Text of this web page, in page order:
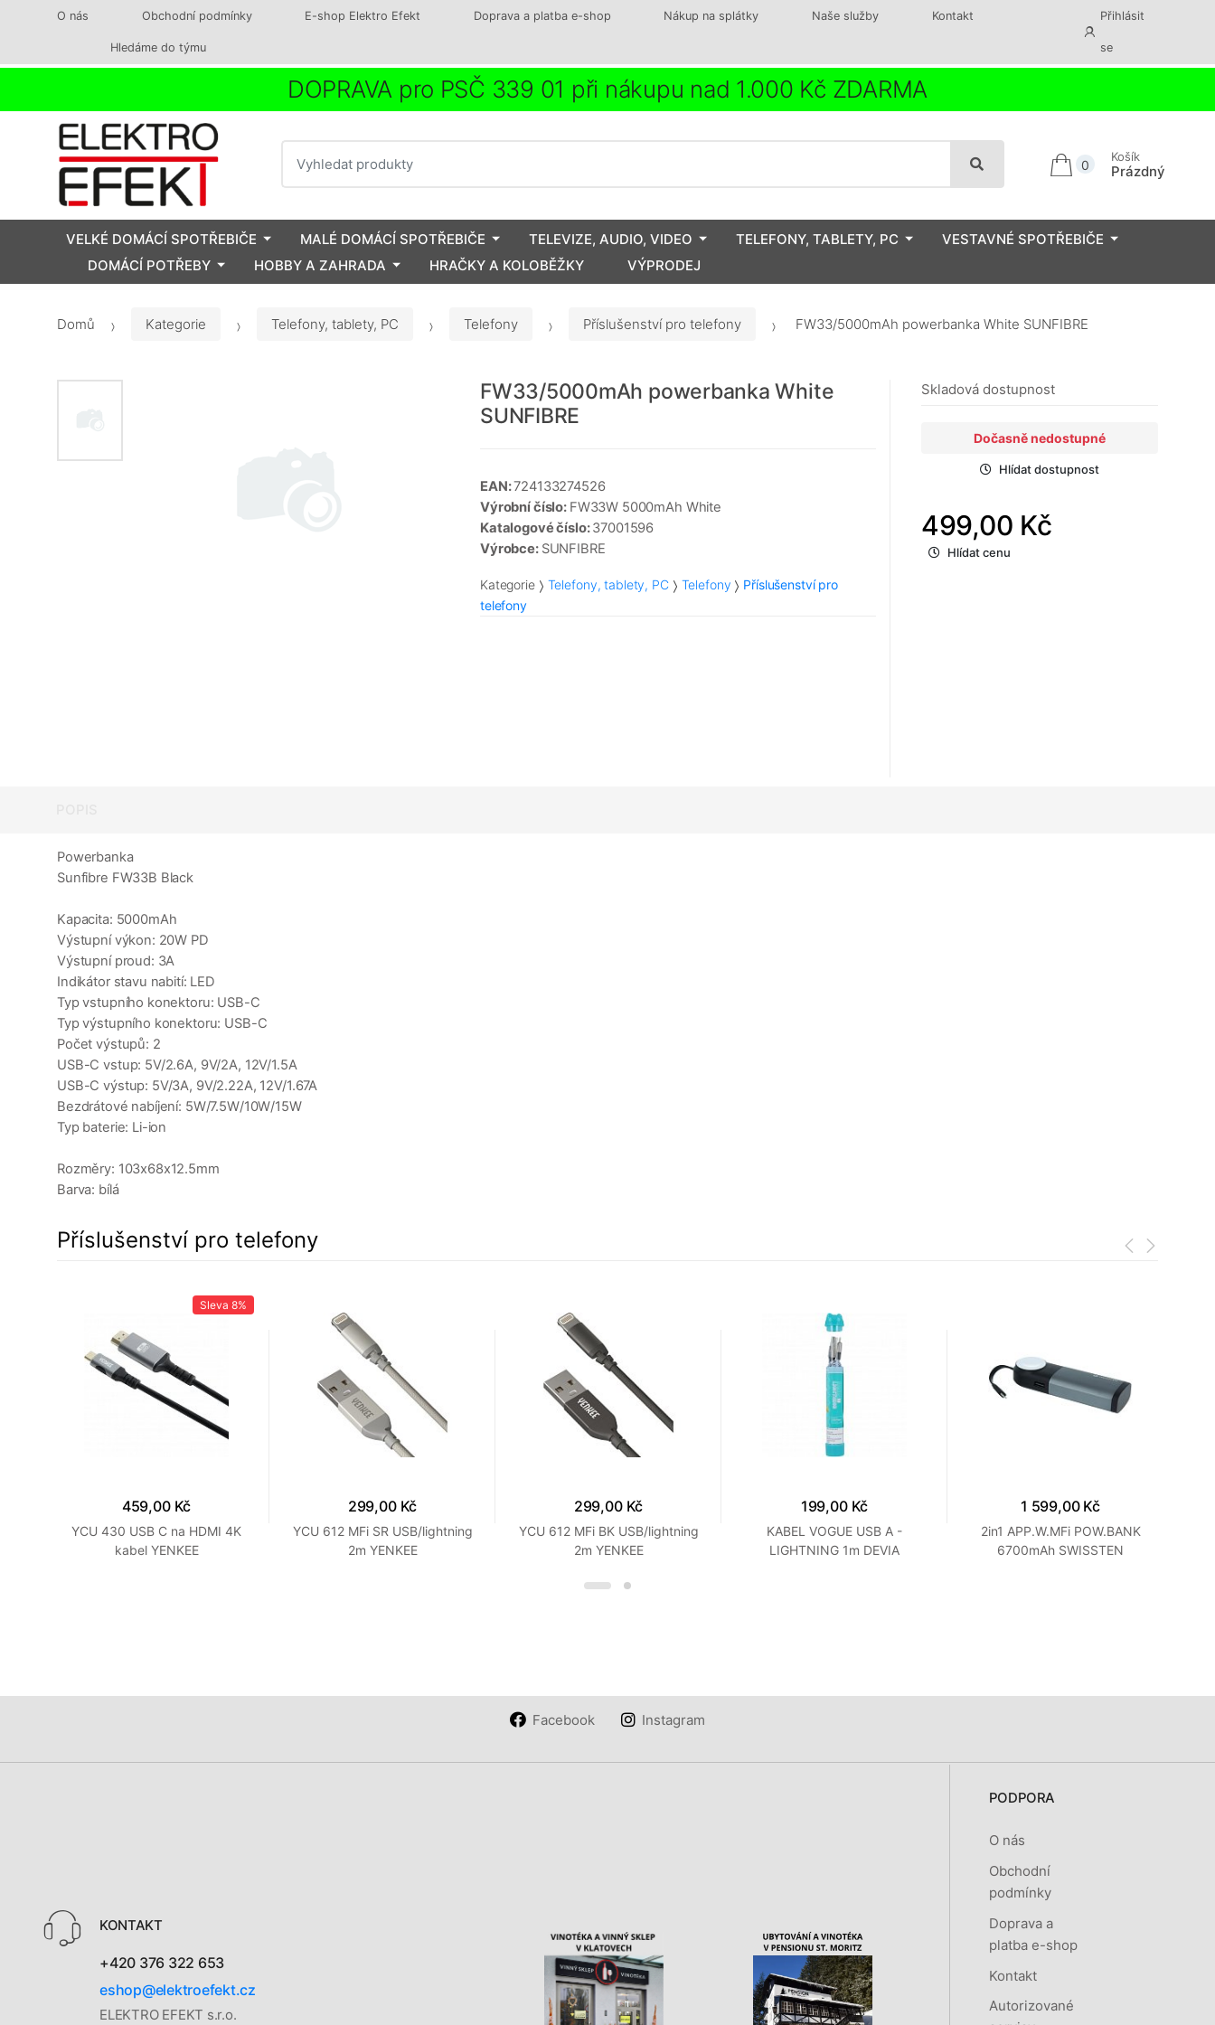
O nás Obchodní podmínky E-shop Elektro Efekt Doprava a platba e-shop Nákup na splátky Naše služby Kontakt
Hledáme do týmu
Přihlásit
se
DOPRAVA pro PSČ 339 01 při nákupu nad 1.000 Kč ZDARMA
0
Košík
Prázdný
VELKÉ DOMÁCÍ SPOTŘEBIČE MALÉ DOMÁCÍ SPOTŘEBIČE TELEVIZE, AUDIO, VIDEO TELEFONY, TABLETY, PC
VESTAVNÉ SPOTŘEBIČE
DOMÁCÍ POTŘEBY
HOBBY A ZAHRADA HRAČKY A KOLOBĚŽKY VÝPRODEJ
Domů Kategorie Telefony, tablety, PC Telefony Příslušenství pro telefony FW33/5000mAh powerbanka White SUNFIBRE
FW33/5000mAh powerbanka White
SUNFIBRE
EAN:724133274526
Výrobní číslo: FW33W 5000mAh White
Katalogové číslo:37001596
Výrobce: SUNFIBRE
Kategorie Telefony, tablety, PC Telefony
Příslušenství pro
telefony
Skladová dostupnost
Dočasně nedostupné
Hlídat dostupnost
499,00 Kč
Hlídat cenu
Powerbanka
Sunfibre FW33B Black
Kapacita: 5000mAh
Výstupní výkon: 20W PD
Výstupní proud: 3A
Indikátor stavu nabití: LED
Typ vstupního konektoru: USB-C
Typ výstupního konektoru: USB-C
Počet výstupů: 2
USB-C vstup: 5V/2.6A, 9V/2A, 12V/1.5A
USB-C výstup: 5V/3A, 9V/2.22A, 12V/1.67A
Bezdrátové nabíjení: 5W/7.5W/10W/15W
Typ baterie: Li-ion
Rozměry: 103x68x12.5mm
Barva: bílá
Příslušenství pro telefony
Sleva 8%
459,00 Kč
YCU 430 USB C na HDMI 4K
kabel YENKEE
299,00 Kč
YCU 612 MFi SR USB/lightning
2m YENKEE
299,00 Kč
YCU 612 MFi BK USB/lightning
2m YENKEE
199,00 Kč
KABEL VOGUE USB A -
LIGHTNING 1m DEVIA
1 599,00 Kč
2in1 APP.W.MFi POW.BANK
6700mAh SWISSTEN
Facebook Instagram
KONTAKT
+420 376 322 653
eshop@elektroefekt.cz
ELEKTRO EFEKT s.r.o.
PODPORA
O nás
Obchodní
podmínky
Doprava a
platba e-shop
Kontakt
Autorizované